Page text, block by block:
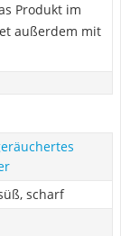
Produkt im
außerdem mit
scharf